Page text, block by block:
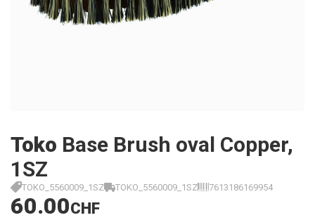
Toko Base Brush oval Copper,
1SZ
TOKO_5560009_1SZ TOKO_5560009_1SZ 7613186169954
60.00CHF